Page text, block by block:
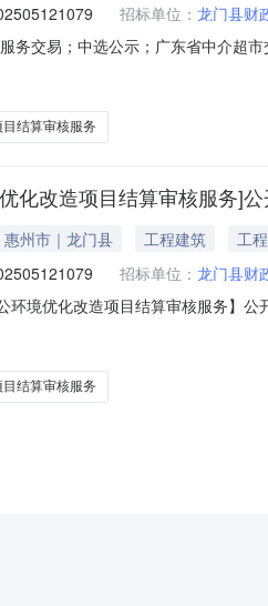
招标单位： 龙门县财
务交易；中选公示；广东省中介超
介机构方式：直接选取业务单位咨
结算审核服务
化改造项目结算审核服务]
惠州市｜龙门县 工程建筑
工程
招标单位： 龙门县财
环境优化改造项目结算审核服务】
务内容是该项目的工程结算审核服
结算审核服务